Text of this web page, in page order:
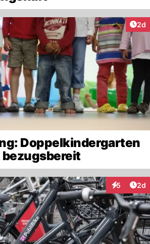
2d
Doppelkindergarten
5 2d